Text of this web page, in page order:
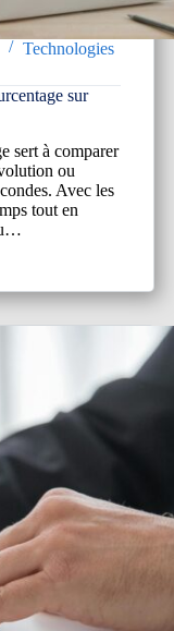
Technologies
sur
sert à comparer
ou
Avec les
tout en